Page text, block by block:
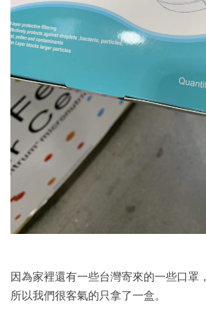
因為家裡還有一些台灣寄來的一些口罩，
所以我們很客氣的只拿了一盒。